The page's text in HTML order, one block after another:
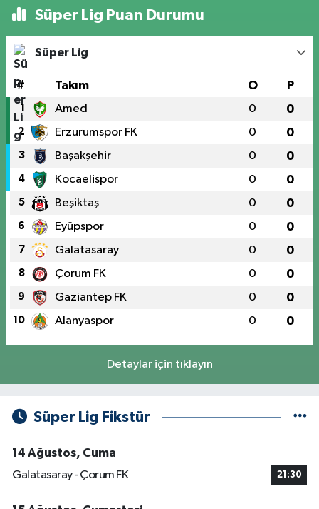
Süper Lig Puan Durumu
Süper Lig
# Takım O P
1 Amed 0 0
2 Erzurumspor FK 0 0
3 Başakşehir 0 0
4 Kocaelispor 0 0
5 Beşiktaş 0 0
6 Eyüpspor 0 0
7 Galatasaray 0 0
8 Çorum FK 0 0
9 Gaziantep FK 0 0
10 Alanyaspor 0 0
Detaylar için tıklayın
Süper Lig Fikstür
14 Ağustos, Cuma
Galatasaray - Çorum FK
21:30